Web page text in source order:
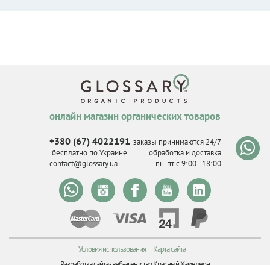
онлайн магазин органических товаров
+380 (67) 4022191
бесплатно по Украине
contact@glossary.ua
заказы принимаются 24/7
обработка и доставка
пн-пт с 9:00 - 18:00
Условия использования
Карта сайта